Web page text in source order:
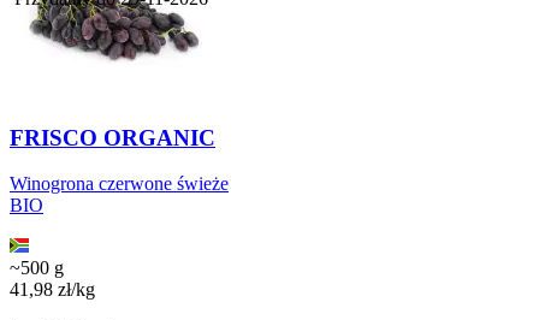
FRISCO ORGANIC
Winogrona czerwone świeże
BIO
~500 g
41,98 zł/kg